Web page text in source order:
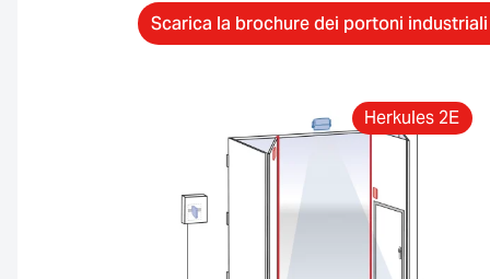
Scarica la brochure dei portoni industriali
Herkules 2E